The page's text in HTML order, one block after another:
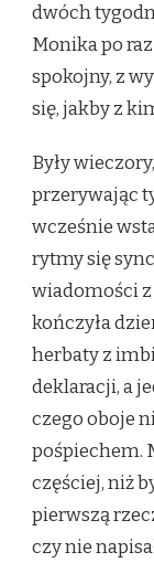
dwóch
Monika po
spokojny, z
się, jakby z
Były
przerywając
wcześnie
rytmy się
wiadomości z
kończyła
herbaty z
deklaracji, a
czego oboje
pośpiechem.
częściej, niż
pierwszą
czy nie